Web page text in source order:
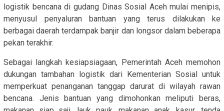
logistik bencana di gudang Dinas Sosial Aceh mulai menipis,
menyusul penyaluran bantuan yang terus dilakukan ke
berbagai daerah terdampak banjir dan longsor dalam beberapa
pekan terakhir.
Sebagai langkah kesiapsiagaan, Pemerintah Aceh memohon
dukungan tambahan logistik dari Kementerian Sosial untuk
memperkuat penanganan tanggap darurat di wilayah rawan
bencana. Jenis bantuan yang dimohonkan meliputi beras,